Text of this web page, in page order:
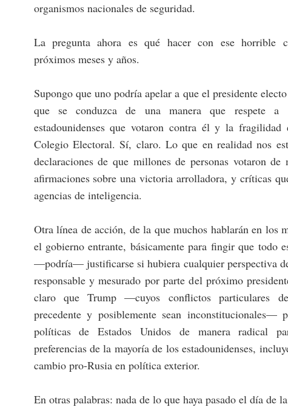
organismos nacionales de seguridad.
La pregunta ahora es qué hacer con ese horrible
próximos meses y años.
Supongo que uno podría apelar a que el presidente
que se conduzca de una manera que respete
estadounidenses que votaron contra él y la
Colegio Electoral. Sí, claro. Lo que en realidad nos
declaraciones de que millones de personas votaron de
afirmaciones sobre una victoria arrolladora, y críticas
agencias de inteligencia.
Otra línea de acción, de la que muchos hablarán en los
el gobierno entrante, básicamente para fingir que todo
—podría— justificarse si hubiera cualquier perspectiva
responsable y mesurado por parte del próximo
claro que Trump —cuyos conflictos particulares
precedente y posiblemente sean inconstitucionales—
políticas de Estados Unidos de manera radical
preferencias de la mayoría de los estadounidenses,
cambio pro-Rusia en política exterior.
En otras palabras: nada de lo que haya pasado el día de